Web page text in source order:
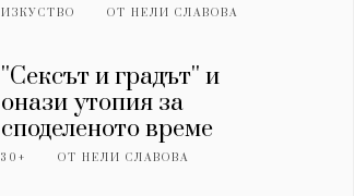
ИЗКУСТВО ОТНЕЛИ СЛАВОВА
''Сексът и градът'' и
онази утопия за
споделеното време
30+ ОТНЕЛИ СЛАВОВА